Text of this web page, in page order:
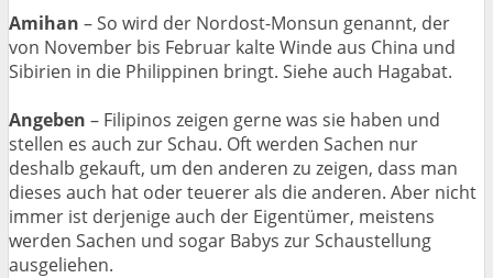
Amihan – So wird der Nordost-Monsun genannt, der
von November bis Februar kalte Winde aus China und
Sibirien in die Philippinen bringt. Siehe auch Hagabat.
Angeben – Filipinos zeigen gerne was sie haben und
stellen es auch zur Schau. Oft werden Sachen nur
deshalb gekauft, um den anderen zu zeigen, dass man
dieses auch hat oder teuerer als die anderen. Aber nicht
immer ist derjenige auch der Eigentümer, meistens
werden Sachen und sogar Babys zur Schaustellung
ausgeliehen.